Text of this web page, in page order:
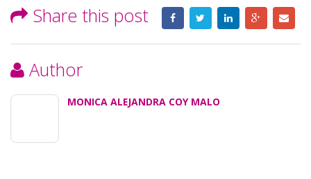
Share this post
Author
MONICA ALEJANDRA COY MALO